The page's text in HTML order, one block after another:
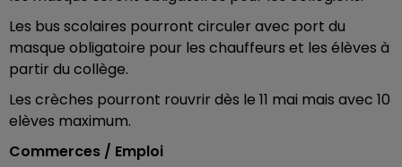
Les bus scolaires pourront circuler avec port du
masque obligatoire pour les chauffeurs et les élèves à
partir du collège.
Les crèches pourront rouvrir dès le 11 mai mais avec 10
elèves maximum.
Commerces / Emploi